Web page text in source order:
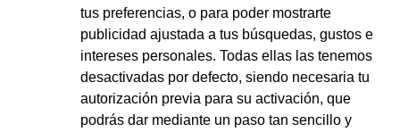
tus preferencias, o para poder mostrarte
publicidad ajustada a tus búsquedas, gustos e
intereses personales. Todas ellas las tenemos
desactivadas por defecto, siendo necesaria tu
autorización previa para su activación, que
podrás dar mediante un paso tan sencillo y